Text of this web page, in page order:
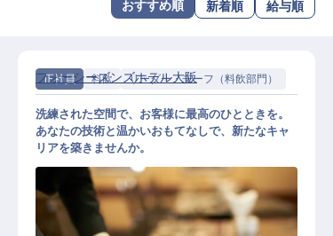
おすすめ順 新着順 給与順
正社員 料飲 リーダー・チーフ（料飲部門）
フォーシーズンズホテル大阪
洗練された空間で、お客様に最高のひとときを。
あなたの技術と温かいおもてなしで、新たなキャ
リアを築きませんか。